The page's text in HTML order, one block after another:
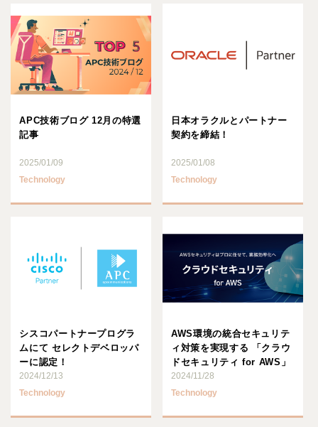
APC技術ブログ 12月の特選
記事
2025/01/09
Technology
日本オラクルとパートナー
契約を締結！
2025/01/08
Technology
シスコパートナープログラ
ムにて セレクトデベロッパ
ーに認定！
2024/12/13
Technology
AWS環境の統合セキュリテ
ィ対策を実現する 「クラウ
ドセキュリティ for AWS」
サービスの 提供･･･
2024/11/28
Technology